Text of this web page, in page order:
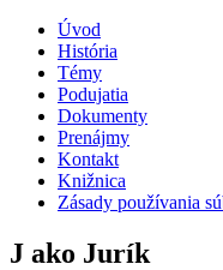
Úvod
História
Témy
Podujatia
Dokumenty
Prenájmy
Kontakt
Knižnica
Zásady používania
J ako Jurík